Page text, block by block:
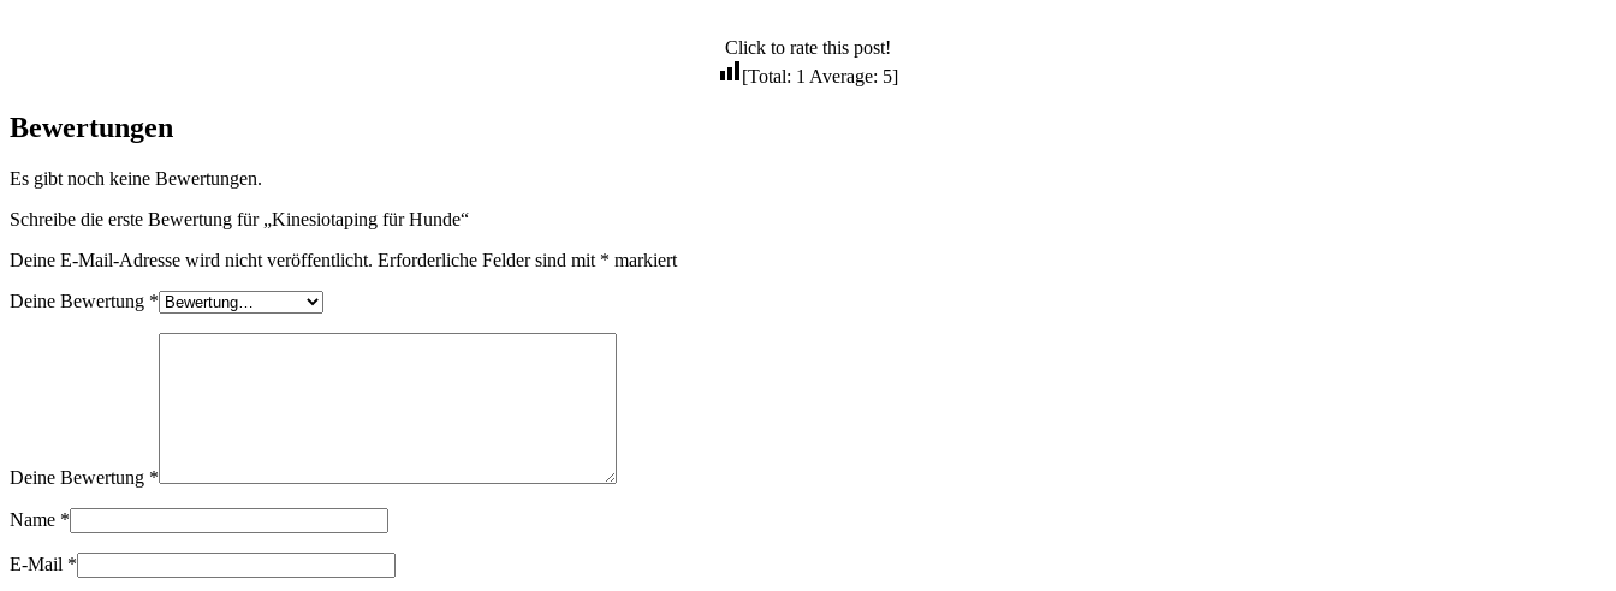
Click to rate this post!
[Total: 1 Average: 5]
Bewertungen
Es gibt noch keine Bewertungen.
Schreibe die erste Bewertung für „Kinesiotaping für Hunde“
Deine E-Mail-Adresse wird nicht veröffentlicht. Erforderliche Felder sind mit * markiert
Deine Bewertung *
Deine Bewertung *
Name *
E-Mail *